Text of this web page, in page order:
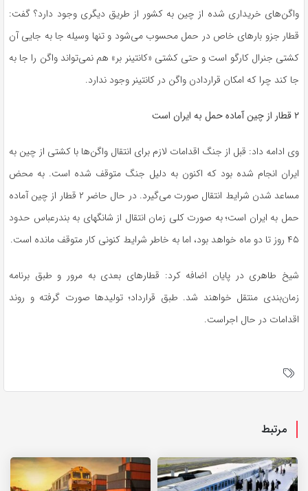
واگن‌های خریداری شده از چین به کشور از طریق دیگری وجود دارد؟ گفت:
قطار جزو بارهای خاص در حمل محسوب می‌شود و تنها وسیله جا به جایی آن
کشتی جنرال کارگو است و حتی کشتی «کانتینر بر» هم نمی‌تواند واگن را جا به
جا کند چرا که امکان قراردادن واگن در کانتینر وجود ندارد.
۲ قطار از چین آماده حمل به ایران است
وی ادامه داد: قبل از جنگ اقدامات لازم برای انتقال واگن‌ها با کشتی از چین به
ایران انجام شده بود که اکنون به دلیل جنگ متوقف شده است. به محض
مساعد شدن شرایط انتقال صورت می‌گیرد. در حال حاضر ۲ قطار از چین آماده
حمل به ایران است؛ به صورت کلی زمان انتقال از شانگهای به بندرعباس حدود
۴۵ روز تا دو ماه خواهد بود، اما به خاطر شرایط کنونی کار متوقف مانده است.
شیخ طاهری در پایان اضافه کرد: قطارهای بعدی به مرور و طبق برنامه
زمان‌بندی منتقل خواهند شد. طبق قرارداد؛ تولیدها صورت گرفته و روند
اقدامات در حال اجراست.
مرتبط